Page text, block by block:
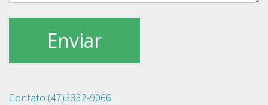
Contato (47)3332-9066